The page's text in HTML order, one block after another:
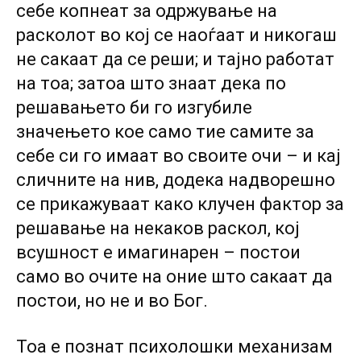
себе копнеат за одржување на
расколот во кој се наоѓаат и никогаш
не сакаат да се реши; и тајно работат
на тоа; затоа што знаат дека по
решавањето би го изгубиле
значењето кое само тие самите за
себе си го имаат во своите очи – и кај
сличните на нив, додека надворешно
се прикажуваат како клучен фактор за
решавање на некаков раскол, кој
всушност е имагинарен – постои
само во очите на оние што сакаат да
постои, но не и во Бог.
Тоа е познат психолошки механизам